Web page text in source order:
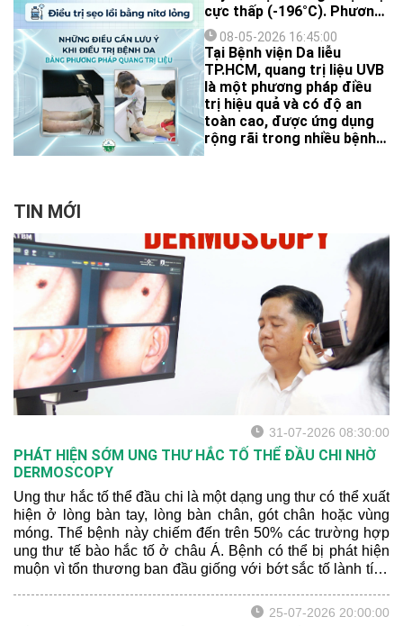
cực thấp (-196°C). Phương
pháp này đã được ứng
dụng trong da liễu từ
những năm 1950 và đến
nay vẫn giữ vai trò quan
trọng trong thực hành lâm
sàng.
08-05-2026 16:45:00
Tại Bệnh viện Da liễu
TP.HCM, quang trị liệu UVB
là một phương pháp điều
trị hiệu quả và có độ an
toàn cao, được ứng dụng
rộng rãi trong nhiều bệnh
TIN MỚI
31-07-2026 08:30:00
PHÁT HIỆN SỚM UNG THƯ HẮC TỐ THỂ ĐẦU CHI NHỜ
DERMOSCOPY
Ung thư hắc tố thể đầu chi là một dạng ung thư có thể xuất
hiện ở lòng bàn tay, lòng bàn chân, gót chân hoặc vùng
móng. Thể bệnh này chiếm đến trên 50% các trường hợp
ung thư tế bào hắc tố ở châu Á. Bệnh có thể bị phát hiện
muộn vì tổn thương ban đầu giống với bớt sắc tố lành tính
25-07-2026 20:00:00